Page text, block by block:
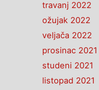
travanj 2022
ožujak 2022
veljača 2022
prosinac 2021
studeni 2021
listopad 2021